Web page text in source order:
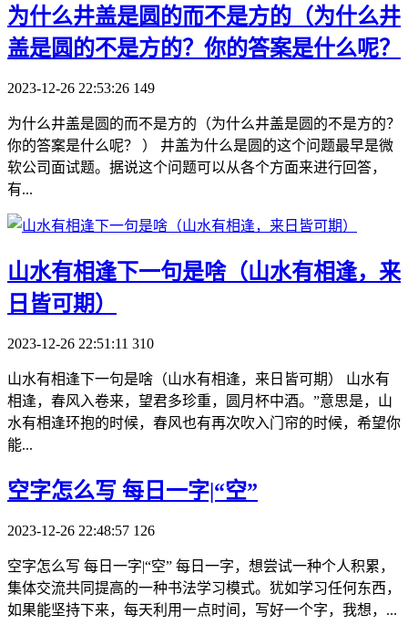
​为什么井盖是圆的而不是方的（为什么井
盖是圆的不是方的？你的答案是什么呢？
2023-12-26 22:53:26 149
为什么井盖是圆的而不是方的（为什么井盖是圆的不是方的？
你的答案是什么呢？ ） 井盖为什么是圆的这个问题最早是微
软公司面试题。据说这个问题可以从各个方面来进行回答，
有...
​山水有相逢下一句是啥（山水有相逢，来
日皆可期）
2023-12-26 22:51:11 310
山水有相逢下一句是啥（山水有相逢，来日皆可期） 山水有
相逢，春风入卷来，望君多珍重，圆月杯中酒。”意思是，山
水有相逢环抱的时候，春风也有再次吹入门帘的时候，希望你
能...
​空字怎么写 每日一字|“空”
2023-12-26 22:48:57 126
空字怎么写 每日一字|“空” 每日一字，想尝试一种个人积累，
集体交流共同提高的一种书法学习模式。犹如学习任何东西，
如果能坚持下来，每天利用一点时间，写好一个字，我想，...